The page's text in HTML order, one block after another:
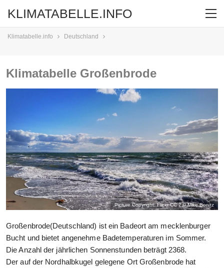
KLIMATABELLE.INFO
Klimatabelle.info Deutschland
Klimatabelle Großenbrode
Picture Copyright: Flickr CC 2.0Mike Bonitz
Großenbrode(Deutschland) ist ein Badeort am mecklenburger
Bucht und bietet angenehme Badetemperaturen im Sommer.
Die Anzahl der jährlichen Sonnenstunden beträgt 2368.
Der auf der Nordhalbkugel gelegene Ort Großenbrode hat